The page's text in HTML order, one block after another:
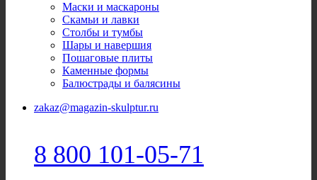
Маски и маскароны
Скамьи и лавки
Столбы и тумбы
Шары и навершия
Пошаговые плиты
Каменные формы
Балюстрады и балясины
zakaz@magazin-skulptur.ru
8 800 101-05-71